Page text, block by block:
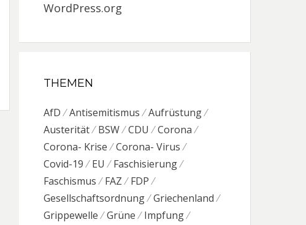
WordPress.org
THEMEN
AfD Antisemitismus
Aufrüstung
Austerität
BSW CDU
Corona
Corona- Krise
Corona- Virus
Covid-19
EU
Faschisierung
Faschismus
FAZ
FDP
Gesellschaftsordnung
Griechenland
Grippewelle
Grüne
Impfung